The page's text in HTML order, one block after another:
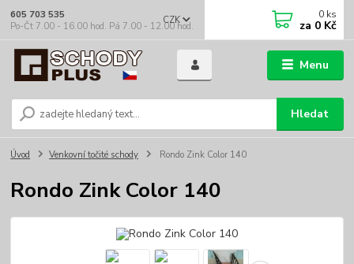
Menu
CZK
Hledat
605 703 535
Po-Čt 7.00 - 16.00 hod. Pá 7.00 - 12.00 hod.
0 ks
za 0 Kč
Úvod Venkovní točité schody Rondo Zink Color 140
Rondo Zink Color 140